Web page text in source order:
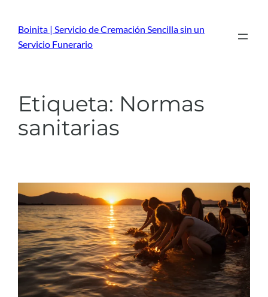
contenido
Boinita | Servicio de Cremación Sencilla sin un
Servicio Funerario
Etiqueta: Normas
sanitarias